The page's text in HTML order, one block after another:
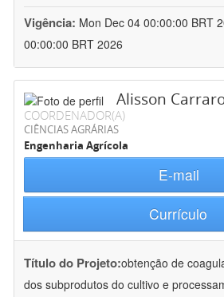
Vigência: Mon Dec 04 00:00:00 BRT
00:00:00 BRT 2026
Alisson
COORDENADOR(A)
CIÊNCIAS AGRÁRIAS
Engenharia Agrícola
E-mail
Currículo
Título do Projeto:obtenção de
dos subprodutos do cultivo e